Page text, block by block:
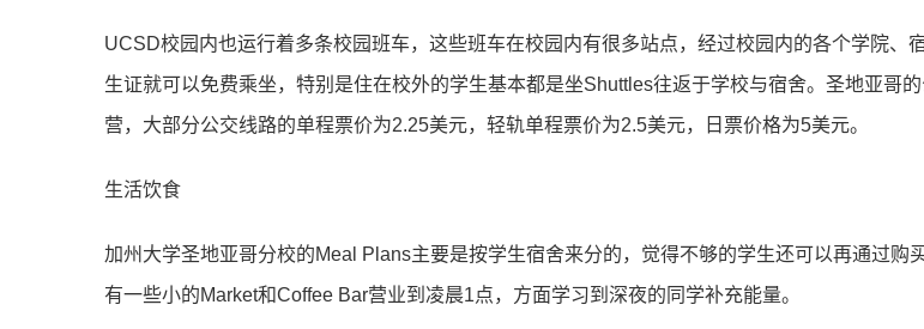
UCSD校园内也运行着多条校园班车，这些班车在校园内有很多站点，经过校园内的各个学院
生证就可以免费乘坐，特别是住在校外的学生基本都是坐Shuttles往返于学校与宿舍。圣地亚哥
营，大部分公交线路的单程票价为2.25美元，轻轨单程票价为2.5美元，日票价格为5美元。
生活饮食
加州大学圣地亚哥分校的Meal Plans主要是按学生宿舍来分的，觉得不够的学生还可以再通过
有一些小的Market和Coffee Bar营业到凌晨1点，方面学习到深夜的同学补充能量。